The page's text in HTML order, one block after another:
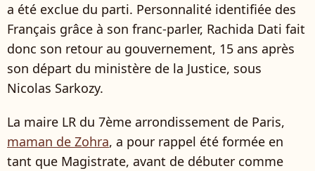
a été exclue du parti. Personnalité identifiée des
Français grâce à son franc-parler, Rachida Dati fait
donc son retour au gouvernement, 15 ans après
son départ du ministère de la Justice, sous
Nicolas Sarkozy.
La maire LR du 7ème arrondissement de Paris,
maman de Zohra, a pour rappel été formée en
tant que Magistrate, avant de débuter comme